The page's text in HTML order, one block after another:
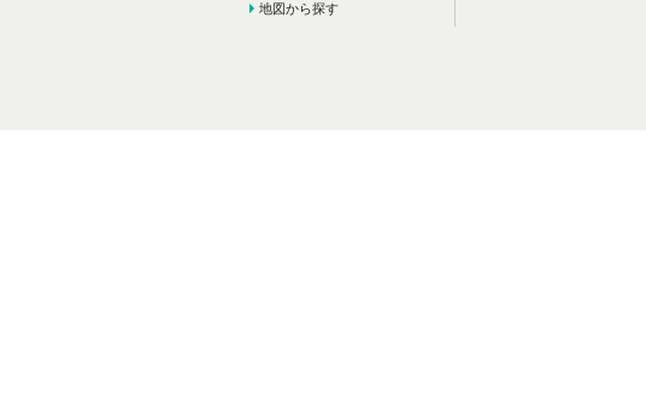
地図から探す